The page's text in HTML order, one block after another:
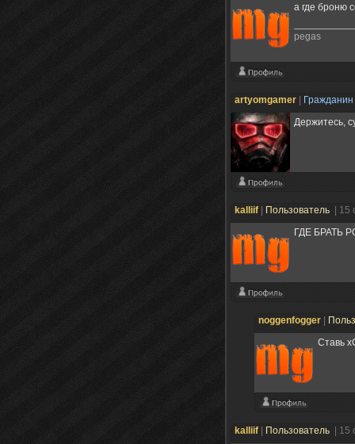
а где броню
pegas
artyomgamer Гражданин
Держитесь,
kalliif Пользователь
|
ГДЕ БРАТЬ
noggenfogger
Ставь
kalliif Пользователь |